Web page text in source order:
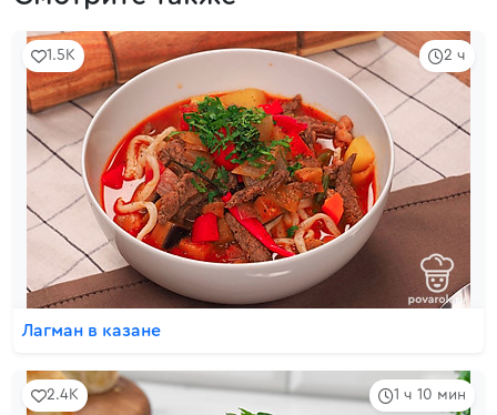
2 ч
1.5K
Лагман в казане
1 ч 10 мин
2.4K